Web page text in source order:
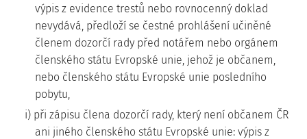
výpis z evidence trestů nebo rovnocenný doklad
nevydává, předloží se čestné prohlášení učiněné
členem dozorčí rady před notářem nebo orgánem
členského státu Evropské unie, jehož je občanem,
nebo členského státu Evropské unie posledního
pobytu,
i) při zápisu člena dozorčí rady, který není občanem ČR
ani jiného členského státu Evropské unie: výpis z